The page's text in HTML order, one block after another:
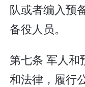
队或者编入预
备役人员。
第七条 军人和
和法律，履行